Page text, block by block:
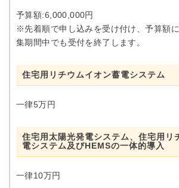
予算額:6,000,000円
※先着順で申し込みを受け付け、予算額
集期間中でも受付を終了します。
住宅用リチウムイオン蓄電システム
一律5万円
住宅用太陽光発電システム、住宅用リ
電システム及びHEMSの一体的導入
一律10万円